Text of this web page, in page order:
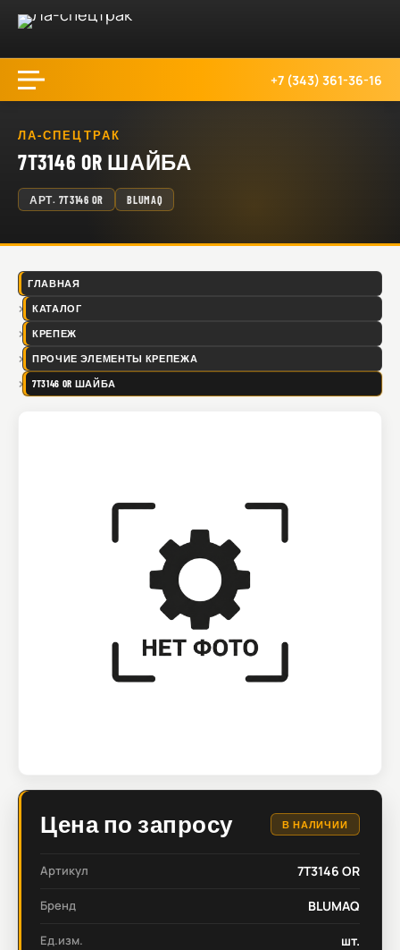
+7 (343) 361-36-16
ЛА-СПЕЦТРАК
7T3146 OR ШАЙБА
АРТ. 7T3146 OR BLUMAQ
ГЛАВНАЯ
КАТАЛОГ
КРЕПЕЖ
ПРОЧИЕ ЭЛЕМЕНТЫ КРЕПЕЖА
7T3146 OR ШАЙБА
Цена по запросу В НАЛИЧИИ
Артикул 7T3146 OR
Бренд BLUMAQ
Ед.изм. шт.